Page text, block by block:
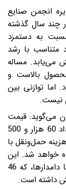
انجمن صنایع
چند سال گذشته
به دستمزد
متناسب با رشد
می‌یابد. مساله
بالاست و
اما توازنی بین
نیست.
می‌گوید: قیمت
هر کیلو شیر خام تحویل دامداری از اول خرداد 60 هزار و 500
حمل‌ونقل با
داده خواهد شد. این
قیمت نسبت به آخرین قیمت مورد توافق با دامدارها، که 46